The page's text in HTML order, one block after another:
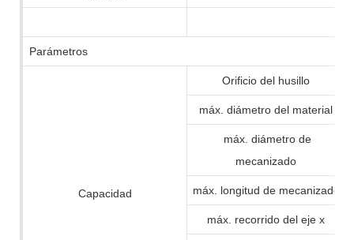
Parámetros
Capacidad
Orificio del husillo
máx. diámetro del material
máx. diámetro de
mecanizado
máx. longitud de mecanizado
máx. recorrido del eje x